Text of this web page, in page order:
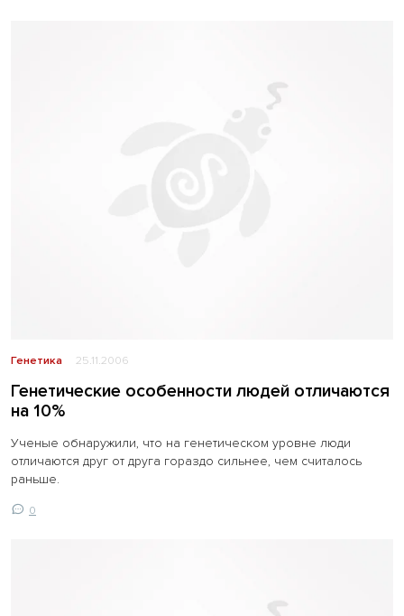
Генетика 25.11.2006
Генетические особенности людей отличаются
на 10%
Ученые обнаружили, что на генетическом уровне люди
отличаются друг от друга гораздо сильнее, чем считалось
раньше.
0